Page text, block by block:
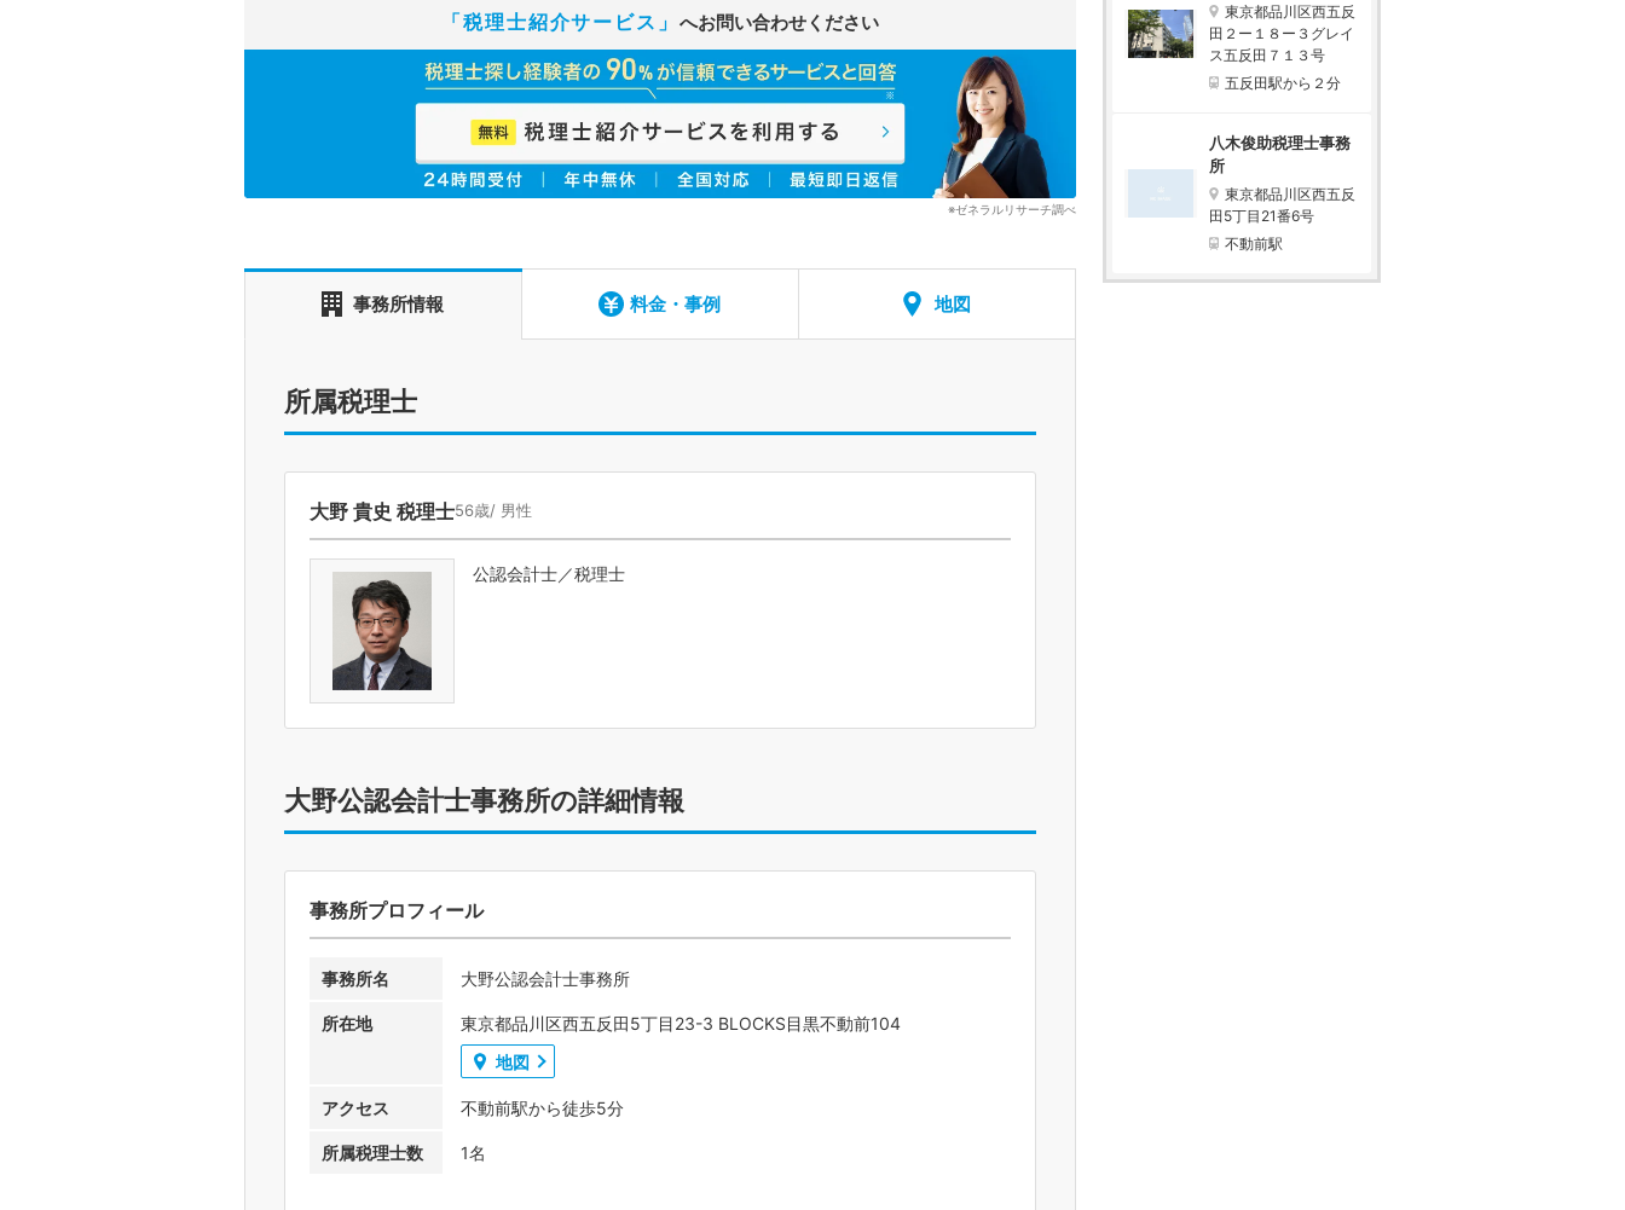
東京都品川区西五反
田２ー１８ー３グレイ
ス五反田７１３号
五反田駅から２分
八木俊助税理士事務
所
東京都品川区西五反
田5丁目21番6号
不動前駅
「税理士紹介サービス」へお問い合わせください
※ゼネラルリサーチ調べ
事務所情報 料金・事例 地図
所属税理士
大野 貴史 税理士56歳/ 男性
公認会計士／税理士
大野公認会計士事務所の詳細情報
事務所プロフィール
事務所名 大野公認会計士事務所
所在地
東京都品川区西五反田5丁目23-3 BLOCKS目黒不動前104
地図
アクセス 不動前駅から徒歩5分
所属税理士数 1名